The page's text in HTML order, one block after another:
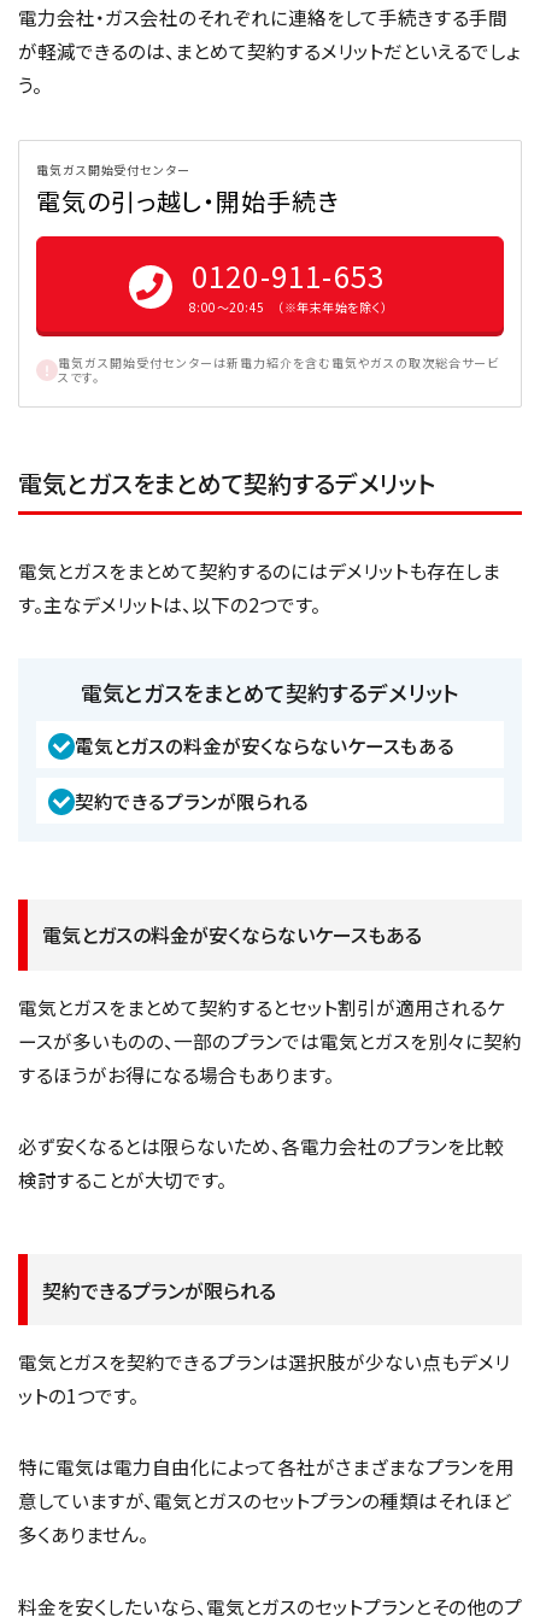
電力会社・ガス会社のそれぞれに連絡をして手続きする手間
が軽減できるのは、まとめて契約するメリットだといえるでしょ
う。
電気ガス開始受付センター
電気の引っ越し・開始手続き
0120-911-653
8:00〜20:45 （※年末年始を除く）
電気ガス開始受付センターは新電力紹介を含む電気やガスの取次総合サービ
スです。
電気とガスをまとめて契約するデメリット
電気とガスをまとめて契約するのにはデメリットも存在しま
す。主なデメリットは、以下の2つです。
電気とガスをまとめて契約するデメリット
電気とガスの料金が安くならないケースもある
契約できるプランが限られる
電気とガスの料金が安くならないケースもある
電気とガスをまとめて契約するとセット割引が適用されるケ
ースが多いものの、一部のプランでは電気とガスを別々に契約
するほうがお得になる場合もあります。
必ず安くなるとは限らないため、各電力会社のプランを比較
検討することが大切です。
契約できるプランが限られる
電気とガスを契約できるプランは選択肢が少ない点もデメリ
ットの1つです。
特に電気は電力自由化によって各社がさまざまなプランを用
意していますが、電気とガスのセットプランの種類はそれほど
多くありません。
料金を安くしたいなら、電気とガスのセットプランとその他のプ